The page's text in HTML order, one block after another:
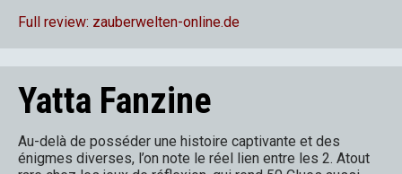
Full review: zauberwelten-online.de
Yatta Fanzine
Au-delà de posséder une histoire captivante et des
énigmes diverses, l’on note le réel lien entre les 2. Atout